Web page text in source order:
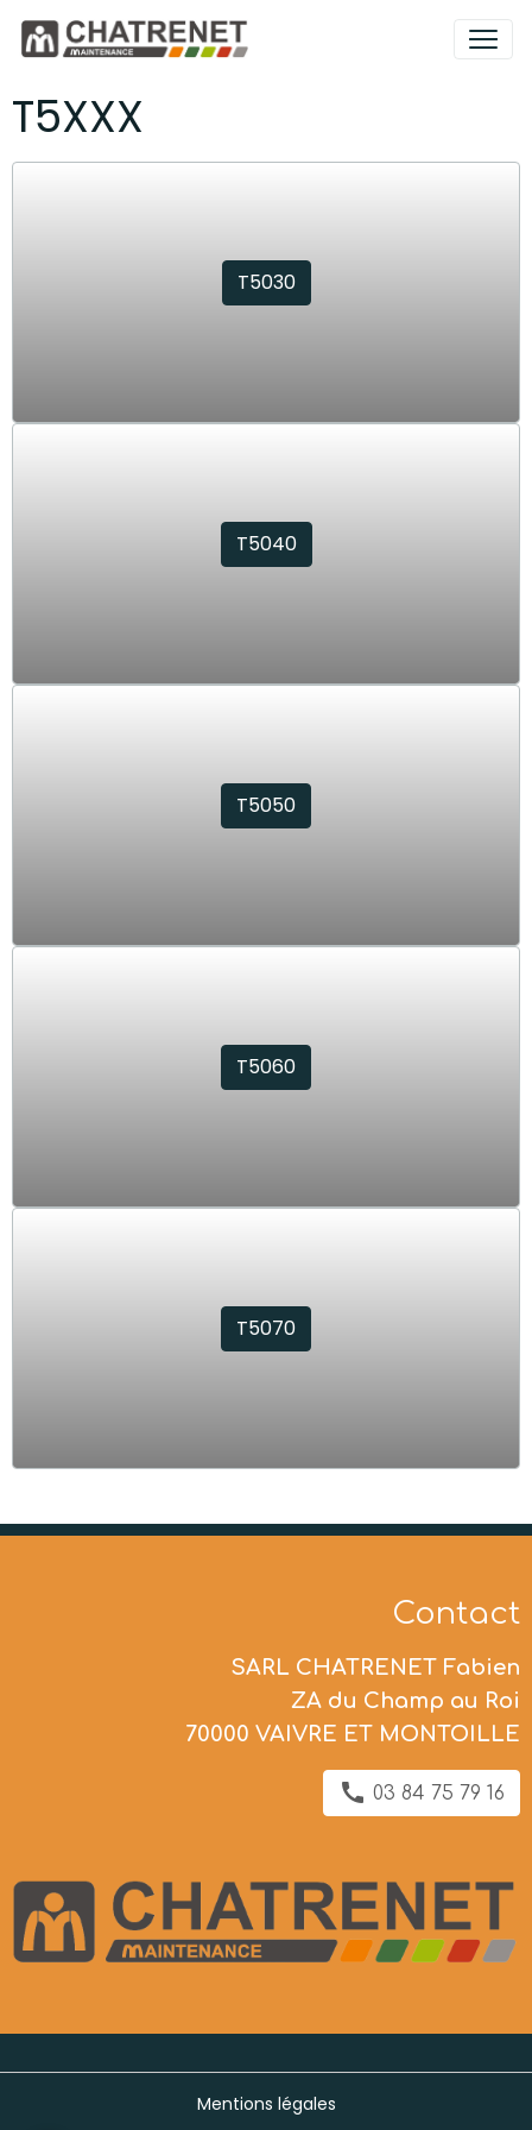
T5XXX
T5030
T5040
T5050
T5060
T5070
Contact
SARL CHATRENET Fabien
ZA du Champ au Roi
70000 VAIVRE ET MONTOILLE
03 84 75 79 16
Mentions légales